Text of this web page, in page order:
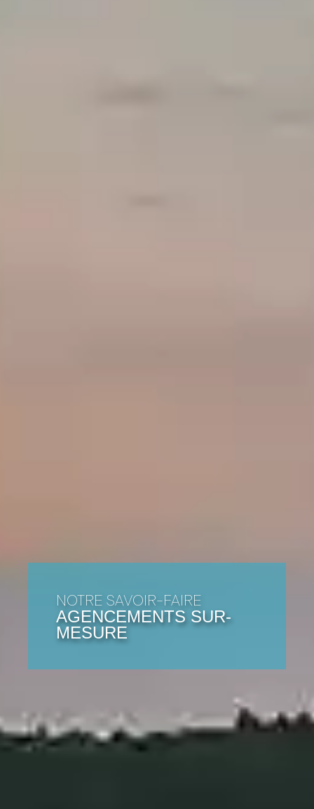
NOTRE SAVOIR-FAIRE
AGENCEMENTS SUR-
MESURE